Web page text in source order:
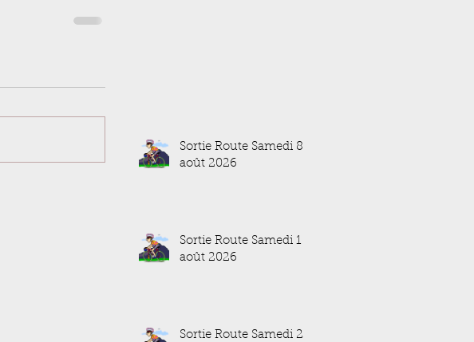
Sortie Route Samedi 8
août 2026
Sortie Route Samedi 1
août 2026
Sortie Route Samedi 25